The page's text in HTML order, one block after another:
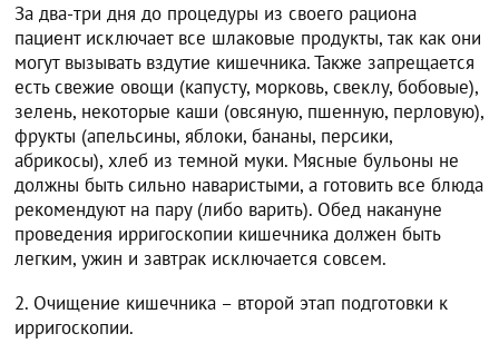
За два-три дня до процедуры из своего рациона
пациент исключает все шлаковые продукты, так как они
могут вызывать вздутие кишечника. Также запрещается
есть свежие овощи (капусту, морковь, свеклу, бобовые),
зелень, некоторые каши (овсяную, пшенную, перловую),
фрукты (апельсины, яблоки, бананы, персики,
абрикосы), хлеб из темной муки. Мясные бульоны не
должны быть сильно наваристыми, а готовить все блюда
рекомендуют на пару (либо варить). Обед накануне
проведения ирригоскопии кишечника должен быть
легким, ужин и завтрак исключается совсем.
2. Очищение кишечника – второй этап подготовки к
ирригоскопии.